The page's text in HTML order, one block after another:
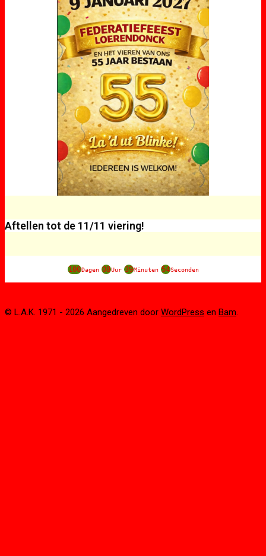
Aftellen tot de 11/11 viering!
100Dagen 08Uur 39Minuten 54Seconden
© L.A.K. 1971 - 2026 Aangedreven door WordPress en Bam.